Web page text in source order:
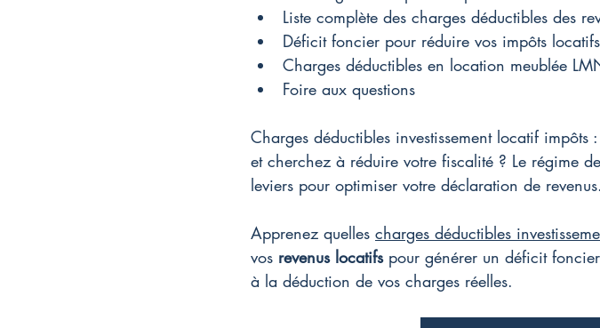
Liste complète des charges déductibles des
Déficit foncier pour réduire vos impôts locatifs
Charges déductibles en location meublée
Foire aux questions
Charges déductibles investissement locatif impôts
et cherchez à réduire votre fiscalité ? Le régime
leviers pour optimiser votre déclaration de revenus.
Apprenez quelles charges déductibles
vos revenus locatifs pour générer un déficit
à la déduction de vos charges réelles.